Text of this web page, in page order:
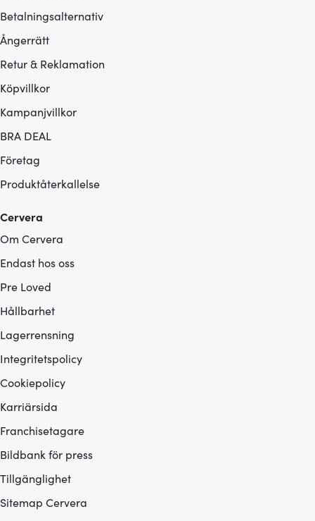
Betalningsalternativ
Ångerrätt
Retur & Reklamation
Köpvillkor
Kampanjvillkor
BRA DEAL
Företag
Produktåterkallelse
Cervera
Om Cervera
Endast hos oss
Pre Loved
Hållbarhet
Lagerrensning
Integritetspolicy
Cookiepolicy
Karriärsida
Franchisetagare
Bildbank för press
Tillgänglighet
Sitemap Cervera